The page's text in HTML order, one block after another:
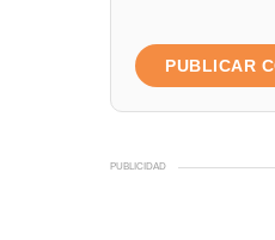
PUBLICIDAD